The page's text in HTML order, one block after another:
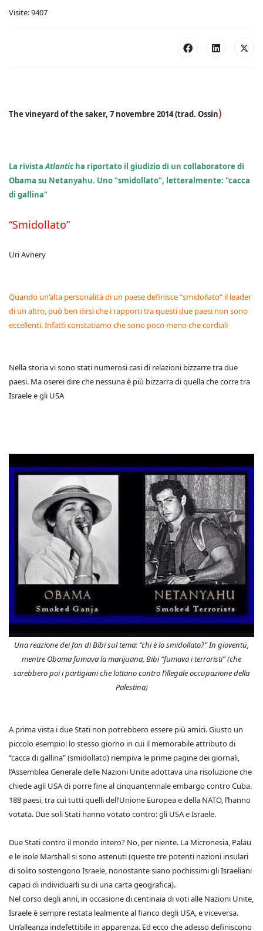
Visite: 9407
The vineyard of the saker, 7 novembre 2014 (trad. Ossin)
La rivistaAtlanticha riportato il giudizio di un collaboratore di
Obama su Netanyahu. Uno "smidollato", letteralmente: "cacca
di gallina"
“Smidollato”
Uri Avnery
Quando un’alta personalità di un paese definisce “smidollato” il leader
di un altro, può ben dirsi che i rapporti tra questi due paesi non sono
eccellenti. Infatti constatiamo che sono poco meno che cordiali
Nella storia vi sono stati numerosi casi di relazioni bizzarre tra due
paesi. Ma oserei dire che nessuna è più bizzarra di quella che corre tra
Israele e gli USA
Una reazione dei fan di Bibi sul tema: “chi è lo smidollato?” In gioventù,
mentre Obama fumava la marijuana, Bibi “fumava i terroristi” (che
sarebbero poi i partigiani che lottano contro l’illegale occupazione della
Palestina)
A prima vista i due Stati non potrebbero essere più amici. Giusto un
piccolo esempio: lo stesso giorno in cui il memorabile attributo di
“cacca di gallina" (smidollato) riempiva le prime pagine dei giornali,
l’Assemblea Generale delle Nazioni Unite adottava una risoluzione che
chiede agli USA di porre fine al cinquantennale embargo contro Cuba.
188 paesi, tra cui tutti quelli dell’Unione Europea e della NATO, l’hanno
votata. Due soli Stati hanno votato contro: gli USA e Israele.
Due Stati contro il mondo intero? No, per niente. La Micronesia, Palau
e le isole Marshall si sono astenuti (queste tre potenti nazioni insulari
di solito sostengono Israele, nonostante siano pochissimi gli Israeliani
capaci di individuarli su di una carta geografica).
Nel corso degli anni, in occasione di centinaia di voti alle Nazioni Unite,
Israele è sempre restata lealmente al fianco degli USA, e viceversa.
Un’alleanza indefettibile in apparenza. Ed ecco che adesso definiscono